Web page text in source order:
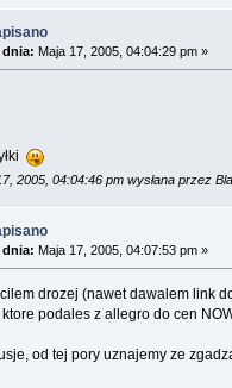
dnia: Maja 17, 2005, 04:04:29 pm »
2005, 04:04:46 pm wysłana przez
dnia: Maja 17, 2005, 04:07:53 pm »
drozej (nawet dawalem link
podales z allegro do cen
od tej pory uznajemy ze